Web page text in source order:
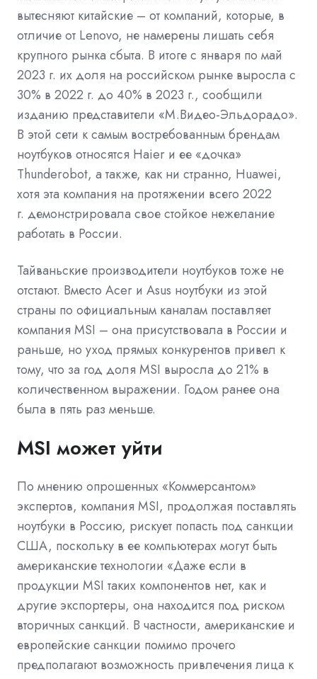
вытесняют китайские – от компаний, которые, в
отличие от Lenovo, не намерены лишать себя
крупного рынка сбыта. В итоге с января по май
2023 г. их доля на российском рынке выросла с
30% в 2022 г. до 40% в 2023 г., сообщили
изданию представители «М.Видео-Эльдорадо».
В этой сети к самым востребованным брендам
ноутбуков относятся Haier и ее «дочка»
Thunderobot, а также, как ни странно, Huawei,
хотя эта компания на протяжении всего 2022
г. демонстрировала свое стойкое нежелание
работать в России.
Тайваньские производители ноутбуков тоже не
отстают. Вместо Acer и Asus ноутбуки из этой
страны по официальным каналам поставляет
компания MSI – она присутствовала в России и
раньше, но уход прямых конкурентов привел к
тому, что за год доля MSI выросла до 21% в
количественном выражении. Годом ранее она
была в пять раз меньше.
MSI может уйти
По мнению опрошенных «Коммерсантом»
экспертов, компания MSI, продолжая поставлять
ноутбуки в Россию, рискует попасть под санкции
США, поскольку в ее компьютерах могут быть
американские технологии «Даже если в
продукции MSI таких компонентов нет, как и
другие экспортеры, она находится под риском
вторичных санкций. В частности, американские и
европейские санкции помимо прочего
предполагают возможность привлечения лица к